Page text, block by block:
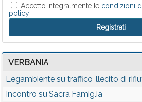
Accetto integralmente le condizioni
policy
VERBANIA
Legambiente su traffico illecito di
Incontro su Sacra Famiglia